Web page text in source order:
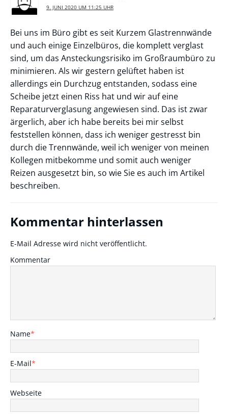
9. JUNI 2020 UM 11:25 UHR
Bei uns im Büro gibt es seit Kurzem Glastrennwände
und auch einige Einzelbüros, die komplett verglast
sind, um das Ansteckungsrisiko im Großraumbüro zu
minimieren. Als wir gestern gelüftet haben ist
allerdings ein Durchzug entstanden, sodass eine
Scheibe jetzt einen Riss hat und wir auf eine
Reparaturverglasung angewiesen sind. Das ist zwar
ärgerlich, aber ich habe bereits bei mir selbst
feststellen können, dass ich weniger gestresst bin
durch die Trennwände, weil ich weniger von meinen
Kollegen mitbekomme und somit auch weniger
Reizen ausgesetzt bin, so wie Sie es auch im Artikel
beschreiben.
Kommentar hinterlassen
E-Mail Adresse wird nicht veröffentlicht.
Kommentar
Name*
E-Mail*
Webseite